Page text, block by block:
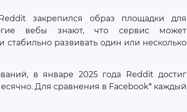
закрепился образ площадки для
вебы знают, что сервис может
стабильно развивать один или несколько
в январе 2025 года Reddit достиг
Для сравнения в Facebook* каждый